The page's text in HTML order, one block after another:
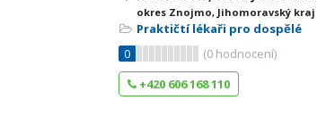
okres Znojmo, Jihomoravský kraj
Praktičtí lékaři pro dospělé
0
(0 hodnocení)
+420 606 168 110